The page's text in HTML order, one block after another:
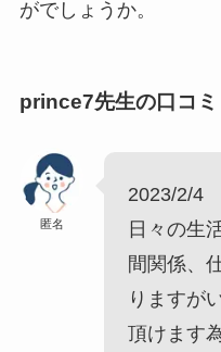
がでしょうか。
prince7先生の口コミ
匿名
2023/2/4
日々の生
間関係、
りますが
頂けます